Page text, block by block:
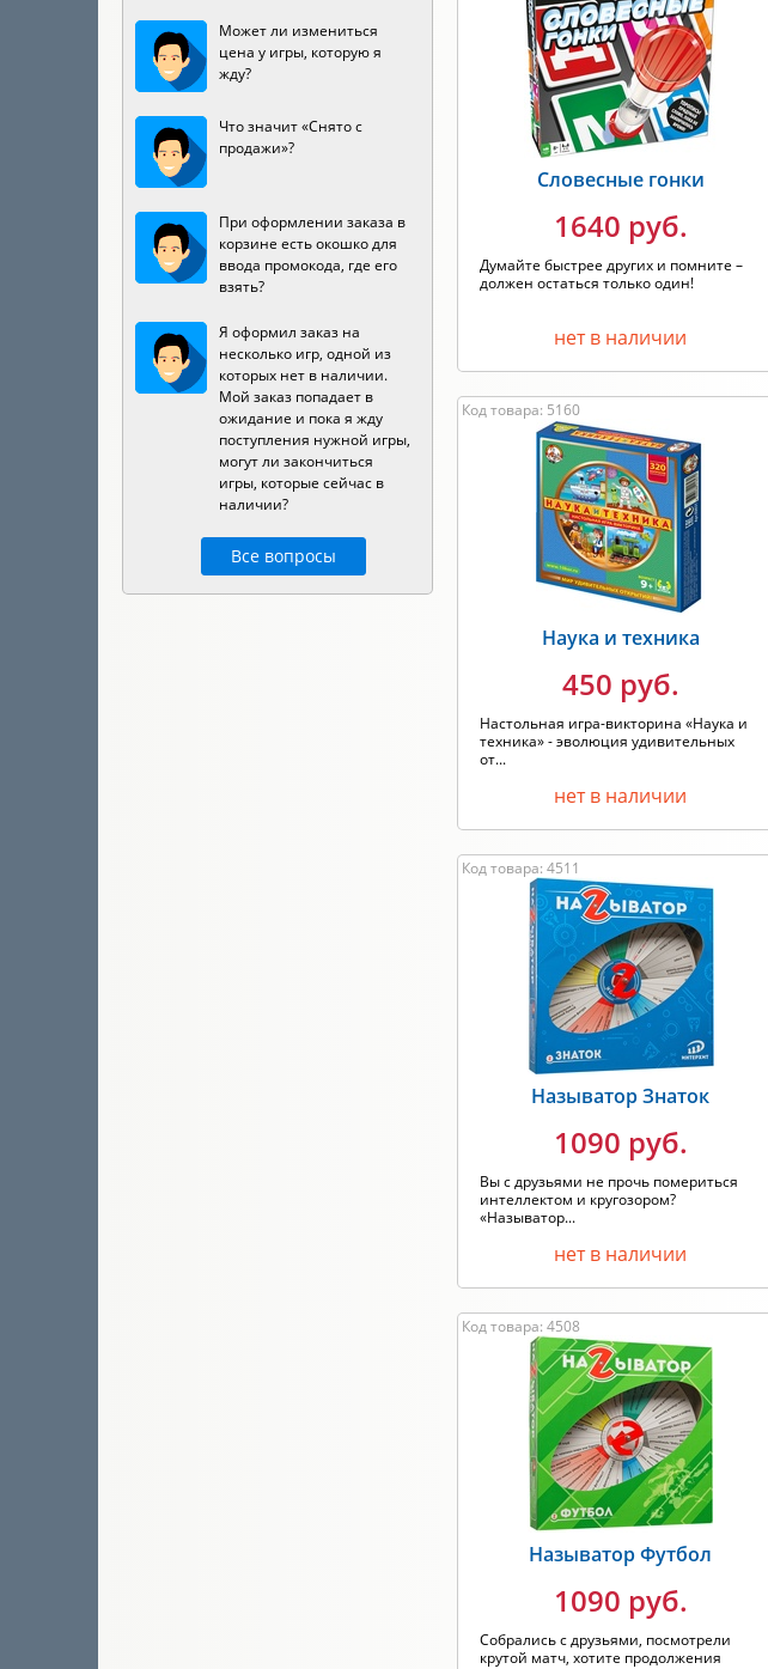
Словесные гонки
1640 руб.
Думайте быстрее других и помните –
должен остаться только один!
нет в наличии
Код товара: 5160
Наука и техника
450 руб.
Настольная игра-викторина «Наука и
техника» - эволюция удивительных
от...
нет в наличии
Код товара: 4511
Называтор Знаток
1090 руб.
Вы с друзьями не прочь помериться
интеллектом и кругозором?
«Называтор...
нет в наличии
Код товара: 4508
Называтор Футбол
1090 руб.
Собрались с друзьями, посмотрели
крутой матч, хотите продолжения
Может ли измениться
цена у игры, которую я
жду?
Что значит «Снято с
продажи»?
При оформлении заказа в
корзине есть окошко для
ввода промокода, где его
взять?
Я оформил заказ на
несколько игр, одной из
которых нет в наличии.
Мой заказ попадает в
ожидание и пока я жду
поступления нужной игры,
могут ли закончиться
игры, которые сейчас в
наличии?
Все вопросы